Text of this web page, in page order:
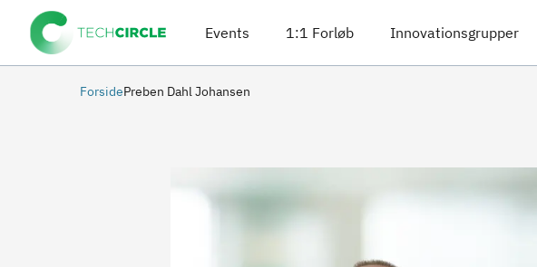
Events 1:1 Forløb Innovationsgrupper
ForsidePreben Dahl Johansen